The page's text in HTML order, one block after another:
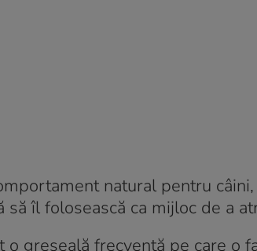
natural pentru
să îl folosească ca mijloc de a
o greșeală frecventă pe care o